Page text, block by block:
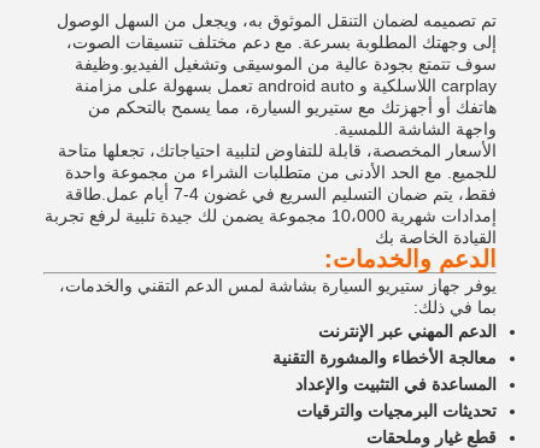
تم تصميمه لضمان التنقل الموثوق به، ويجعل من السهل الوصول
إلى وجهتك المطلوبة بسرعة. مع دعم مختلف تنسيقات الصوت،
سوف تتمتع بجودة عالية من الموسيقى وتشغيل الفيديو.وظيفة
carplay اللاسلكية و android auto تعمل بسهولة على مزامنة
هاتفك أو أجهزتك مع ستيريو السيارة، مما يسمح بالتحكم من
واجهة الشاشة اللمسية.
الأسعار المخصصة، قابلة للتفاوض لتلبية احتياجاتك، تجعلها متاحة
للجميع. مع الحد الأدنى من متطلبات الشراء من مجموعة واحدة
فقط، يتم ضمان التسليم السريع في غضون 4-7 أيام عمل.طاقة
إمدادات شهرية 10،000 مجموعة يضمن لك جيدة تلبية لرفع تجربة
القيادة الخاصة بك
الدعم والخدمات:
يوفر جهاز ستيريو السيارة بشاشة لمس الدعم التقني والخدمات،
بما في ذلك:
الدعم المهني عبر الإنترنت
معالجة الأخطاء والمشورة التقنية
المساعدة في التثبيت والإعداد
تحديثات البرمجيات والترقيات
قطع غيار وملحقات